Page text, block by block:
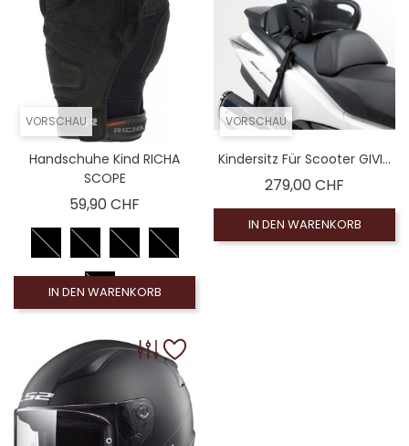
VORSCHAU
Handschuhe Kind RICHA
SCOPE
59,90 CHF
IN DEN WARENKORB
VORSCHAU
Kindersitz Für Scooter GIVI...
279,00 CHF
IN DEN WARENKORB